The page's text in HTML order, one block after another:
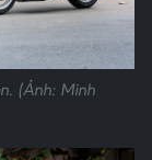
(Ảnh: Minh